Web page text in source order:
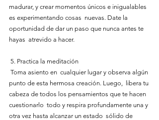
madurar, y crear momentos únicos e inigualables
es experimentando cosas  nuevas. Date la
oportunidad de dar un paso que nunca antes te
hayas  atrevido a hacer.
5. Practica la meditación
punto de esta hermosa creación. Luego,  libera tu
cabeza de todos los pensamientos que te hacen
cuestionarlo  todo y respira profundamente una y
otra vez hasta alcanzar un estado  sólido de